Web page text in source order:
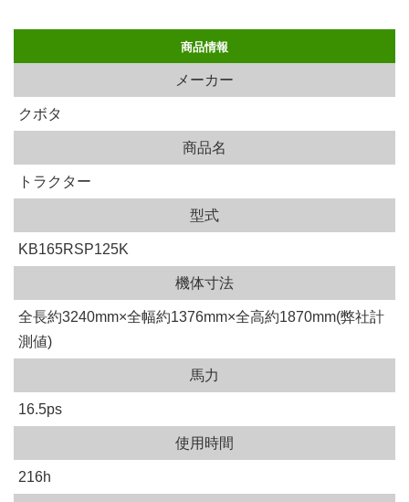
商品情報
メーカー
クボタ
商品名
トラクター
型式
KB165RSP125K
機体寸法
全長約3240mm×全幅約1376mm×全高約1870mm(弊社計
測値)
馬力
16.5ps
使用時間
216h